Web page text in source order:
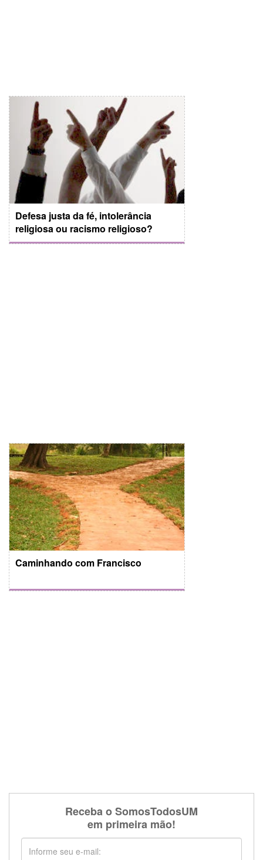
Defesa justa da fé, intolerância
religiosa ou racismo religioso?
Caminhando com Francisco
Receba o SomosTodosUM
em primeira mão!